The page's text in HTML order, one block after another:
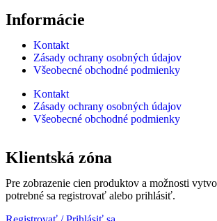
Informácie
Kontakt
Zásady ochrany osobných údajov
Všeobecné obchodné podmienky
Kontakt
Zásady ochrany osobných údajov
Všeobecné obchodné podmienky
Klientská zóna
Pre zobrazenie cien produktov a možnosti
potrebné sa registrovať alebo prihlásiť.